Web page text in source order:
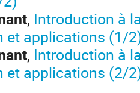
, Introduction à
et applications (1/
, Introduction à
et applications (2/